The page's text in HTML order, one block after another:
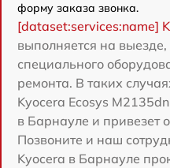
форму заказа звонка.
[dataset:services:name]
выполняется на выезде,
специального
ремонта. В таких
Kyocera Ecosys
в Барнауле и привезет
Позвоните и наш
Kyocera в Барнауле